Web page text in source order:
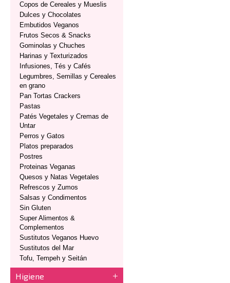
Copos de Cereales y Mueslis
Dulces y Chocolates
Embutidos Veganos
Frutos Secos & Snacks
Gominolas y Chuches
Harinas y Texturizados
Infusiones, Tés y Cafés
Legumbres, Semillas y Cereales
en grano
Pan Tortas Crackers
Pastas
Patés Vegetales y Cremas de
Untar
Perros y Gatos
Platos preparados
Postres
Proteinas Veganas
Quesos y Natas Vegetales
Refrescos y Zumos
Salsas y Condimentos
Sin Gluten
Super Alimentos &
Complementos
Sustitutos Veganos Huevo
Sustitutos del Mar
Tofu, Tempeh y Seitán
Higiene